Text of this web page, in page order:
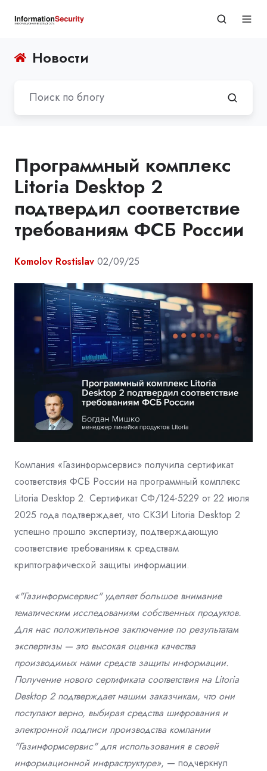
Новости
Программный комплекс
Litoria Desktop 2
подтвердил соответствие
требованиям ФСБ России
Komolov Rostislav 02/09/25
Компания «Газинформсервис» получила сертификат
соответствия ФСБ России на программный комплекс
Litoria Desktop 2. Сертификат СФ/124-5229 от 22 июля
2025 года подтверждает, что СКЗИ Litoria Desktop 2
успешно прошло экспертизу, подтверждающую
соответствие требованиям к средствам
криптографической защиты информации.
«"Газинформсервис" уделяет большое внимание
тематическим исследованиям собственных продуктов.
Для нас положительное заключение по результатам
экспертизы — это высокая оценка качества
производимых нами средств защиты информации.
Получение нового сертификата соответствия на Litoria
Desktop 2 подтверждает нашим заказчикам, что они
поступают верно, выбирая средства шифрования и
электронной подписи производства компании
"Газинформсервис" для использования в своей
информационной инфраструктуре», — подчеркнул